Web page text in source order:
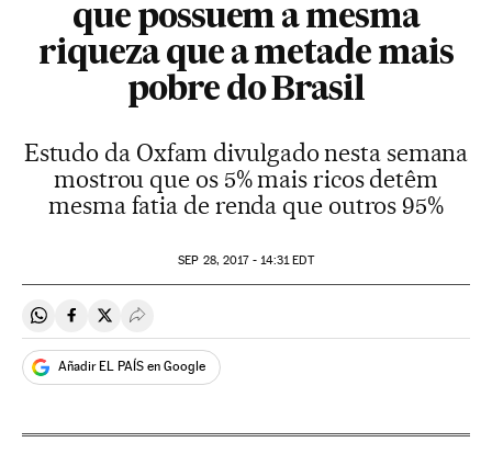
que possuem a mesma
riqueza que a metade mais
pobre do Brasil
Estudo da Oxfam divulgado nesta semana
mostrou que os 5% mais ricos detêm
mesma fatia de renda que outros 95%
SEP 28, 2017 - 14:31 EDT
Compartir en Whatsapp
Compartir en Facebook
Compartir en Twitter
Desplegar Redes Sociales
Añadir EL PAÍS en Google